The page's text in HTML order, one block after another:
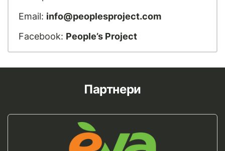
Email: info@peoplesproject.com
Facebook: People’s Project
Партнери